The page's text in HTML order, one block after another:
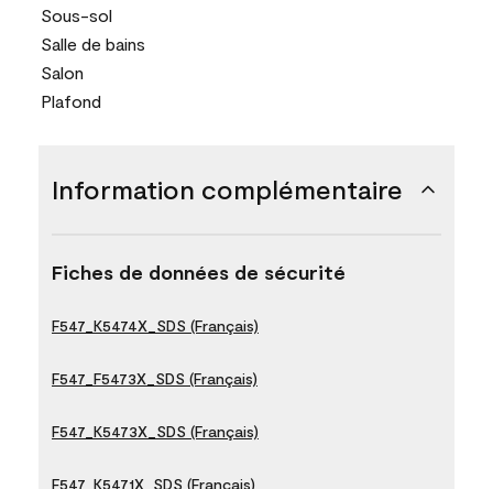
Sous-sol
Salle de bains
Salon
Plafond
Information complémentaire
Fiches de données de sécurité
F547_K5474X_SDS (Français)
F547_F5473X_SDS (Français)
F547_K5473X_SDS (Français)
F547_K5471X_SDS (Français)